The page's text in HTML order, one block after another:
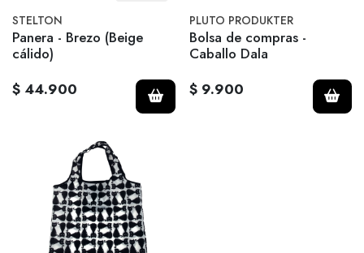
STELTON
Panera - Brezo (Beige
cálido)
$ 44.900
PLUTO PRODUKTER
Bolsa de compras -
Caballo Dala
$ 9.900